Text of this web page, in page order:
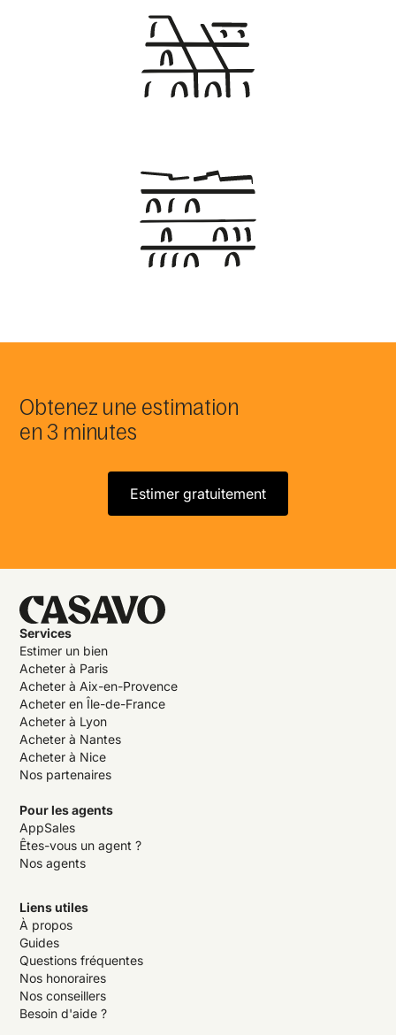
Obtenez une estimation
en 3 minutes
Estimer gratuitement
Services
Estimer un bien
Acheter à Paris
Acheter à Aix-en-Provence
Acheter en Île-de-France
Acheter à Lyon
Acheter à Nantes
Acheter à Nice
Nos partenaires
Pour les agents
AppSales
Êtes-vous un agent ?
Nos agents
Liens utiles
À propos
Guides
Questions fréquentes
Nos honoraires
Nos conseillers
Besoin d'aide ?